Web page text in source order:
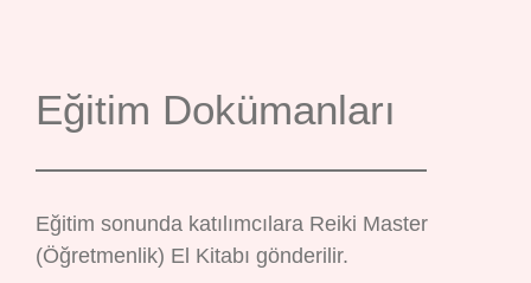
Eğitim Dokümanları
Eğitim sonunda katılımcılara Reiki Master
(Öğretmenlik) El Kitabı gönderilir.